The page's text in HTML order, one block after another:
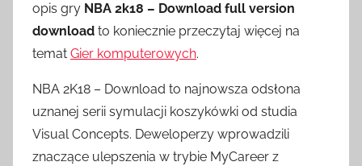
opis gry NBA 2k18 – Download full version
download to koniecznie przeczytaj więcej na
temat Gier komputerowych.
NBA 2K18 – Download to najnowsza odsłona
uznanej serii symulacji koszykówki od studia
Visual Concepts. Deweloperzy wprowadzili
znaczące ulepszenia w trybie MyCareer z